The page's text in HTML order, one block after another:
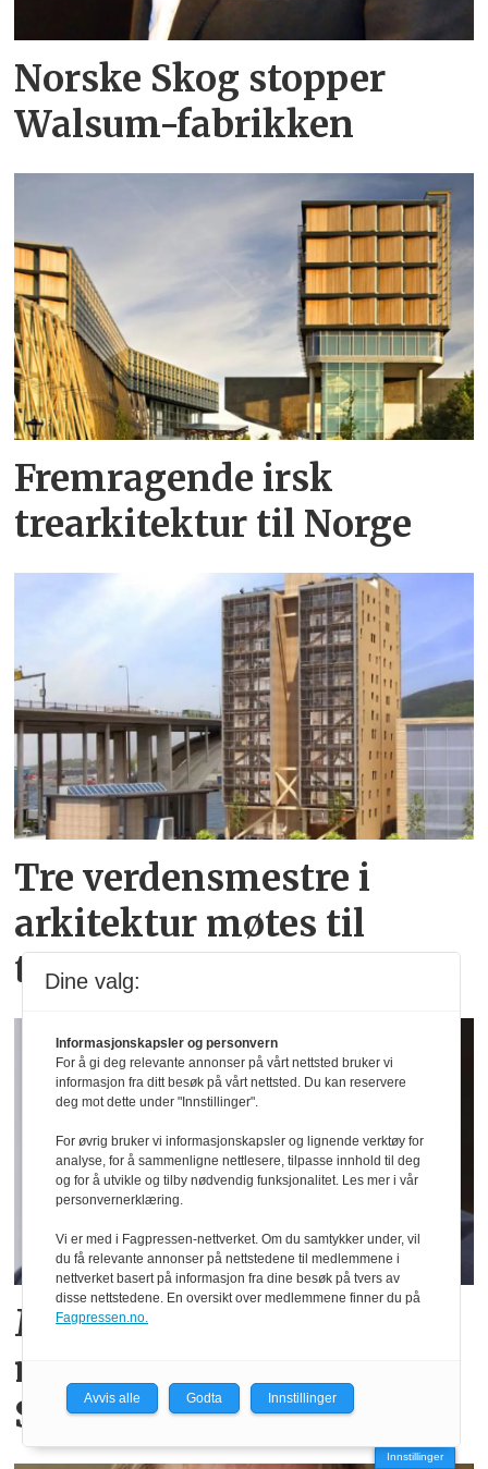
Norske Skog stopper
Walsum-fabrikken
Fremragende irsk
trearkitektur til Norge
Tre verdensmestre i
arkitektur møtes til
toppmøte i Oslo
Moelven investerer 50
millioner kroner på
Sokna
Innstillinger
Dine valg:
Informasjonskapsler og personvern
For å gi deg relevante annonser på vårt nettsted bruker vi
informasjon fra ditt besøk på vårt nettsted. Du kan reservere
deg mot dette under "Innstillinger".
For øvrig bruker vi informasjonskapsler og lignende verktøy for
analyse, for å sammenligne nettlesere, tilpasse innhold til deg
og for å utvikle og tilby nødvendig funksjonalitet. Les mer i vår
personvernerklæring.
Vi er med i Fagpressen-nettverket. Om du samtykker under, vil
du få relevante annonser på nettstedene til medlemmene i
nettverket basert på informasjon fra dine besøk på tvers av
disse nettstedene. En oversikt over medlemmene finner du på
Fagpressen.no.
Avvis alle Godta Innstillinger